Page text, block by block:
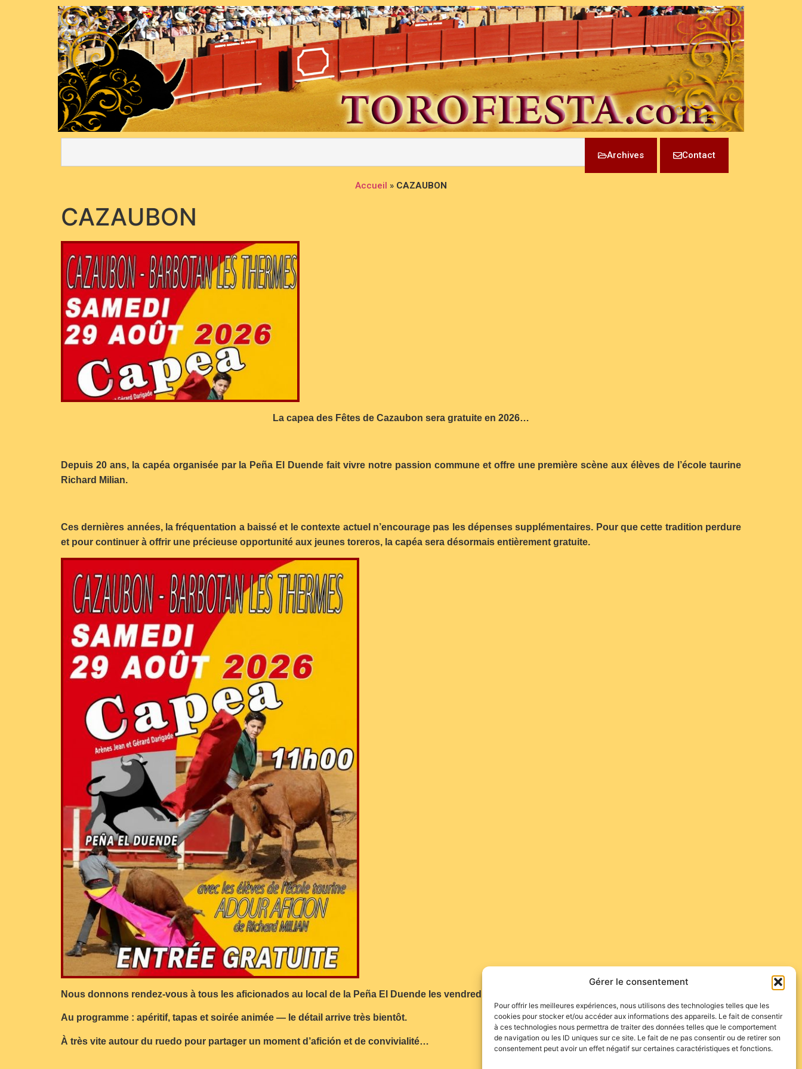
Gérer le consentement
Pour offrir les meilleures expériences, nous utilisons des technologies telles que les
cookies pour stocker et/ou accéder aux informations des appareils. Le fait de consentir
à ces technologies nous permettra de traiter des données telles que le comportement
de navigation ou les ID uniques sur ce site. Le fait de ne pas consentir ou de retirer son
consentement peut avoir un effet négatif sur certaines caractéristiques et fonctions.
Archives Contact
Accueil » CAZAUBON
CAZAUBON
La capea des Fêtes de Cazaubon sera gratuite en 2026…
Depuis 20 ans, la capéa organisée par la Peña El Duende fait vivre notre passion commune et offre une première scène aux élèves de l’école taurine
Richard Milian.
Ces dernières années, la fréquentation a baissé et le contexte actuel n’encourage pas les dépenses supplémentaires. Pour que cette tradition perdure
et pour continuer à offrir une précieuse opportunité aux jeunes toreros, la capéa sera désormais entièrement gratuite.
Nous donnons rendez‑vous à tous les aficionados au local de la Peña El Duende les vendredi 28/08 et samedi 29/08 après la corrida.
Au programme : apéritif, tapas et soirée animée — le détail arrive très bientôt.
À très vite autour du ruedo pour partager un moment d’afición et de convivialité…